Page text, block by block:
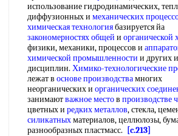
использование гидродинамических,
диффузионных и механических
химическая технологиябазируется йа
закономерностях общей и органической
физики, механики, процессов и
химической промышленности и других
дисциплин. Химико-технологические
лежат в основе производствамногих
неорганических и органических
занимаютважное местов производстве
цветных и редких металлов, стекла,
силикатныхматериалов, целлюлозы,
разнообразных пластмасс.
[c.213]